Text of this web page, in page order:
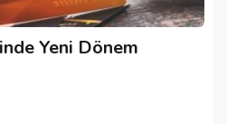
Yeni Dönem